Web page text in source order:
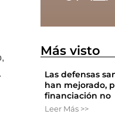
Más visto
Las defensas
han mejorado,
financiación no
Leer Más >>